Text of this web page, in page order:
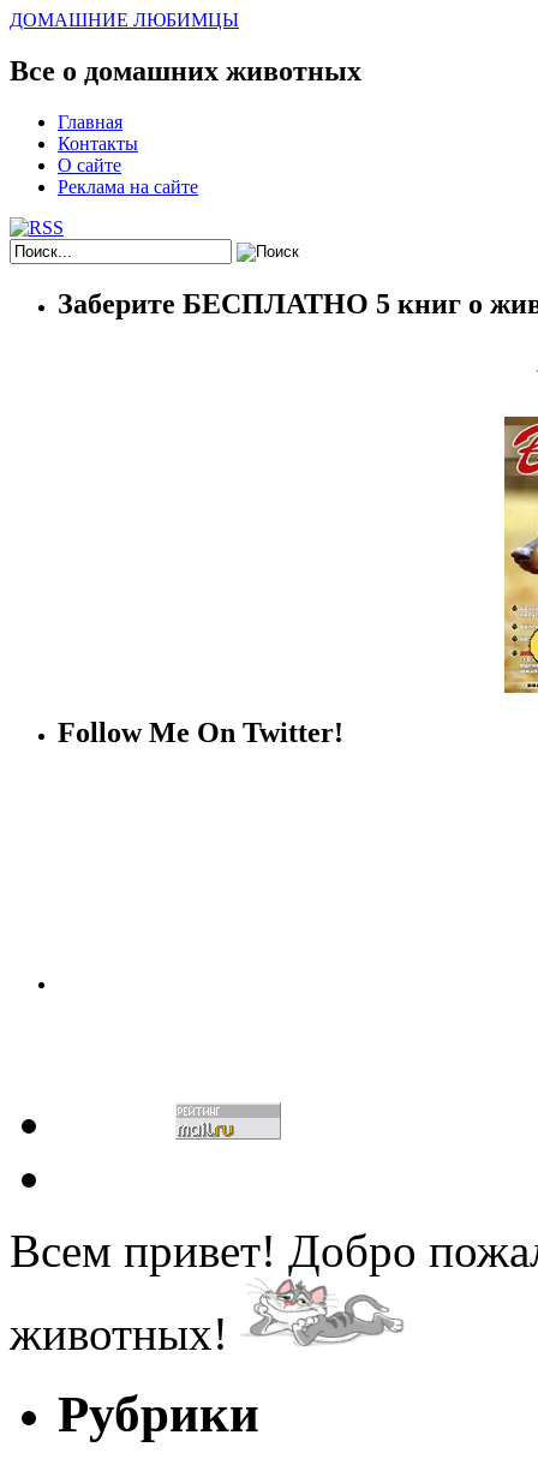
ДОМАШНИЕ ЛЮБИМЦЫ
Все о домашних животных
Главная
Контакты
О сайте
Реклама на сайте
Заберите БЕСПЛАТНО 5 книг о
Follow Me On Twitter!
Всем привет! Добро
животных!
Рубрики